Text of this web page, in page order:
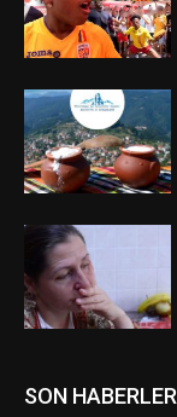
SON HABERLER